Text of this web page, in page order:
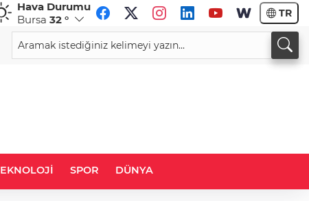
Hava Durumu
Bursa 32 ° TR
CHF
58,7530 %-0,29
33,9613
SPOR DÜNYA